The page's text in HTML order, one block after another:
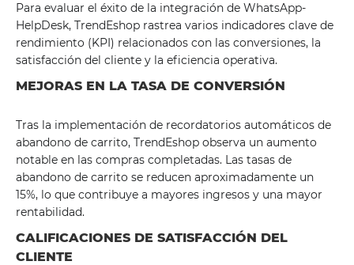
Para evaluar el éxito de la integración de WhatsApp-
HelpDesk, TrendEshop rastrea varios indicadores clave de
rendimiento (KPI) relacionados con las conversiones, la
satisfacción del cliente y la eficiencia operativa.
MEJORAS EN LA TASA DE CONVERSIÓN
Tras la implementación de recordatorios automáticos de
abandono de carrito, TrendEshop observa un aumento
notable en las compras completadas. Las tasas de
abandono de carrito se reducen aproximadamente un
15%, lo que contribuye a mayores ingresos y una mayor
rentabilidad.
CALIFICACIONES DE SATISFACCIÓN DEL
CLIENTE